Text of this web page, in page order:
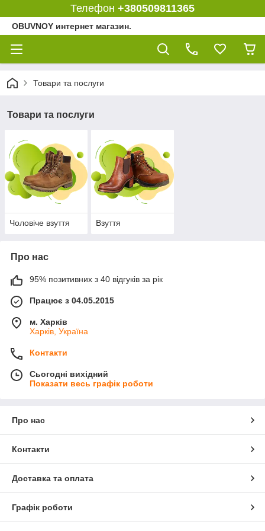
Телефон +380509811365
OBUVNOY интернет магазин.
Товари та послуги
Товари та послуги
Чоловіче взуття Взуття
Про нас
95% позитивних з 40 відгуків за рік
Працює з 04.05.2015
м. Харків
Харків, Україна
Контакти
Сьогодні вихідний
Показати весь графік роботи
Про нас
Контакти
Доставка та оплата
Графік роботи